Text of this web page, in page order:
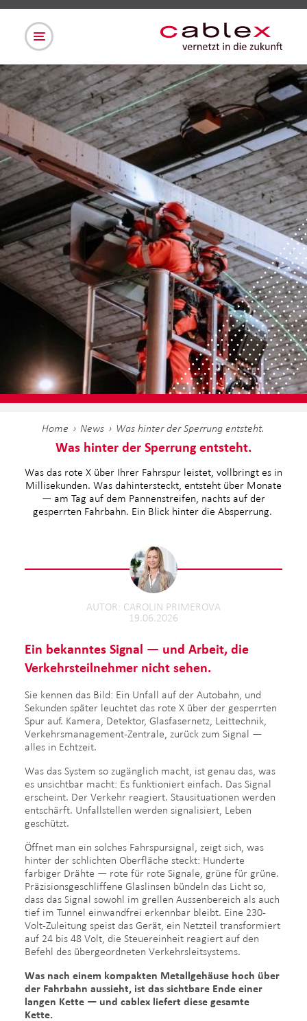
Home News Was hinter der Sperrung entsteht.
Was hinter der Sperrung entsteht.
Was das rote X über Ihrer Fahrspur leistet, vollbringt es in
Millisekunden. Was dahintersteckt, entsteht über Monate
— am Tag auf dem Pannenstreifen, nachts auf der
gesperrten Fahrbahn. Ein Blick hinter die Absperrung.
19.06.2026
AUTOR CAROLIN PRIMEROVA
Ein bekanntes Signal — und Arbeit, die
Verkehrsteilnehmer nicht sehen.
Sie kennen das Bild: Ein Unfall auf der Autobahn, und
Sekunden später leuchtet das rote X über der gesperrten
Spur auf. Kamera, Detektor, Glasfasernetz, Leittechnik,
Verkehrsmanagement-Zentrale, zurück zum Signal —
alles in Echtzeit.
Was das System so zugänglich macht, ist genau das, was
es unsichtbar macht: Es funktioniert einfach. Das Signal
erscheint. Der Verkehr reagiert. Stausituationen werden
entschärft. Unfallstellen werden signalisiert, Leben
geschützt.
Öffnet man ein solches Fahrspursignal, zeigt sich, was
hinter der schlichten Oberfläche steckt: Hunderte
farbiger Drähte — rote für rote Signale, grüne für grüne.
Präzisionsgeschliffene Glaslinsen bündeln das Licht so,
dass das Signal sowohl im grellen Aussenbereich als auch
tief im Tunnel einwandfrei erkennbar bleibt. Eine 230-
Volt-Zuleitung speist das Gerät, ein Netzteil transformiert
auf 24 bis 48 Volt, die Steuereinheit reagiert auf den
Befehl des übergeordneten Verkehrsleitsystems.
Was nach einem kompakten Metallgehäuse hoch über
der Fahrbahn aussieht, ist das sichtbare Ende einer
langen Kette — und cablex liefert diese gesamte
Kette.